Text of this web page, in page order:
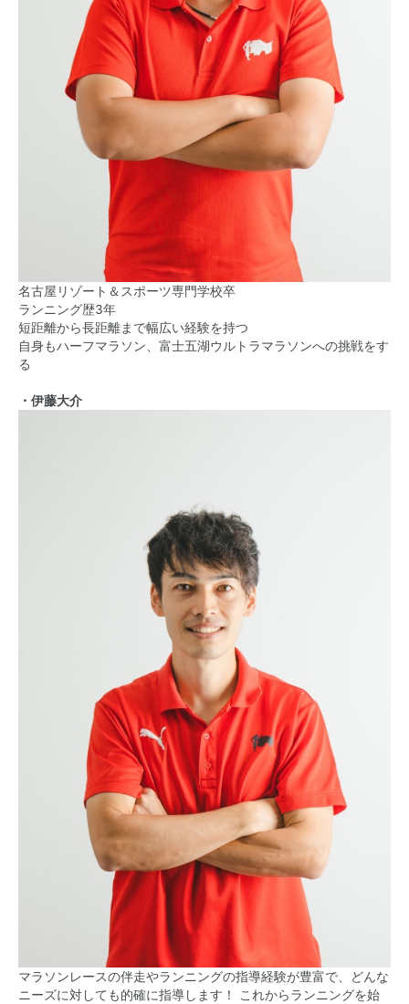
名古屋リゾート＆スポーツ専門学校卒
ランニング歴3年
短距離から長距離まで幅広い経験を持つ
自身もハーフマラソン、富士五湖ウルトラマラソンへの挑戦をす
る
・伊藤大介
マラソンレースの伴走やランニングの指導経験が豊富で、どんな
ニーズに対しても的確に指導します！ これからランニングを始